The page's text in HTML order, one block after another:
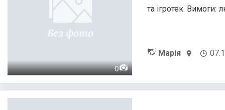
0
та ігротек. Вимоги:
Марія